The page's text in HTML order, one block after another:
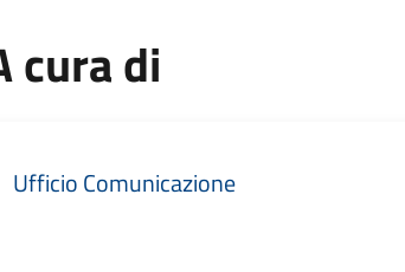
cura di
Ufficio Comunicazione